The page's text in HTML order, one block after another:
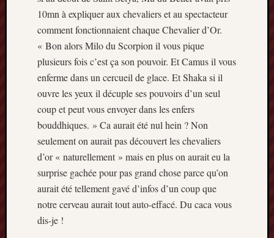
10mn à expliquer aux chevaliers et au spectacteur
comment fonctionnaient chaque Chevalier d’Or.
« Bon alors Milo du Scorpion il vous pique
plusieurs fois c’est ça son pouvoir. Et Camus il vous
enferme dans un cercueil de glace. Et Shaka si il
ouvre les yeux il décuple ses pouvoirs d’un seul
coup et peut vous envoyer dans les enfers
bouddhiques. » Ca aurait été nul hein ? Non
seulement on aurait pas découvert les chevaliers
d’or « naturellement » mais en plus on aurait eu la
surprise gachée pour pas grand chose parce qu’on
aurait été tellement gavé d’infos d’un coup que
notre cerveau aurait tout auto-effacé. Du caca vous
dis-je !